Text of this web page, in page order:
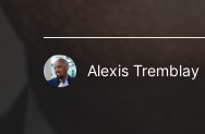
Alexis Tremblay